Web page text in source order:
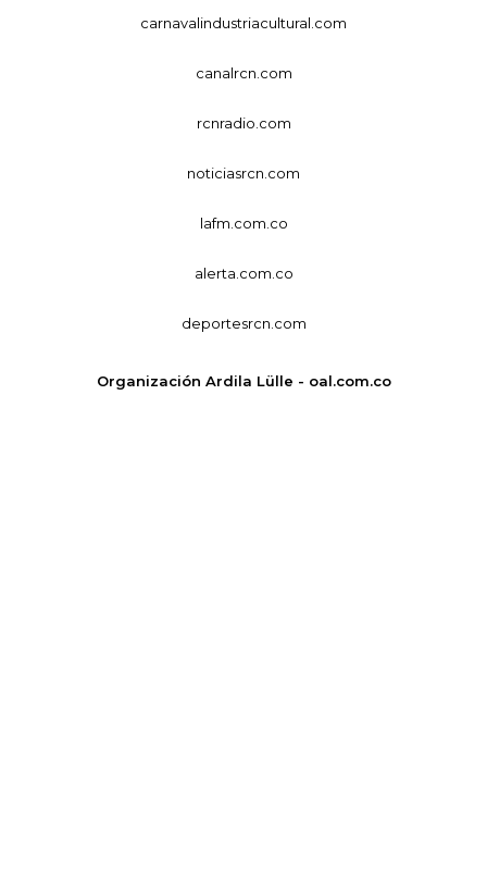
carnavalindustriacultural.com
canalrcn.com
rcnradio.com
noticiasrcn.com
lafm.com.co
alerta.com.co
deportesrcn.com
Organización Ardila Lülle - oal.com.co